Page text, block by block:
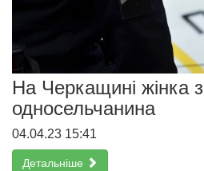
На Черкащині жінка
односельчанина
04.04.23 15:41
Детальніше